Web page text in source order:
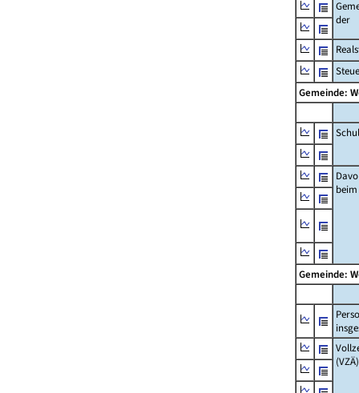
der
Gemeinde:
beim
Gemeinde:
(VZÄ)